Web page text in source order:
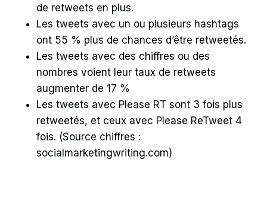
de retweets en plus.
Les tweets avec un ou plusieurs hashtags
ont 55 % plus de chances d’être retweetés.
Les tweets avec des chiffres ou des
nombres voient leur taux de retweets
augmenter de 17 %
Les tweets avec Please RT sont 3 fois plus
retweetés, et ceux avec Please ReTweet 4
fois. (Source chiffres :
socialmarketingwriting.com)